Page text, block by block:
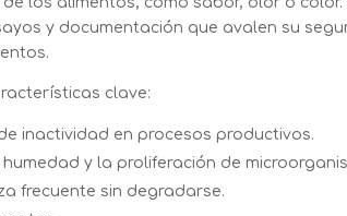
y documentación que avalen su
clave:
inactividad en procesos productivos.
y la proliferación de
frecuente sin degradarse.